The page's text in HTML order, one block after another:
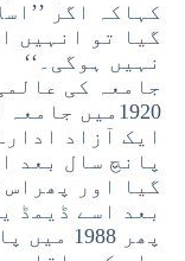
کہاکہ اگر
گیا تو انہیں
نہیں ہوگی۔‘‘
جامعہ کی
1920میں
ایک آزاد
پانچ سال بعد
گیا اور
بعد اسے ڈیمڈ
پھر